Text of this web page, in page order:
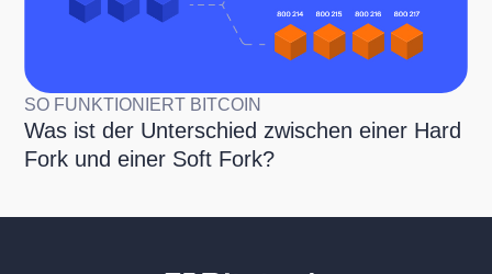
SO FUNKTIONIERT BITCOIN
Was ist der Unterschied zwischen einer Hard
Fork und einer Soft Fork?